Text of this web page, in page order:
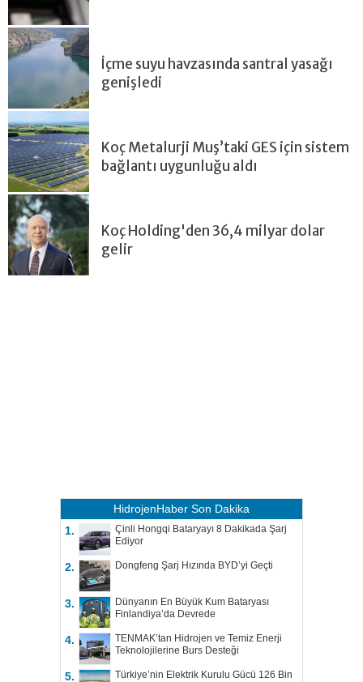
İçme suyu havzasında santral yasağı
genişledi
Koç Metalurji Muş’taki GES için sistem
bağlantı uygunluğu aldı
Koç Holding'den 36,4 milyar dolar
gelir
HidrojenHaber Son Dakika
1.
Çinli Hongqi Bataryayı 8 Dakikada Şarj
Ediyor
2. Dongfeng Şarj Hızında BYD’yi Geçti
3.
Dünyanın En Büyük Kum Bataryası
Finlandiya’da Devrede
4.
TENMAK’tan Hidrojen ve Temiz Enerji
Teknolojilerine Burs Desteği
5.
Türkiye’nin Elektrik Kurulu Gücü 126 Bin